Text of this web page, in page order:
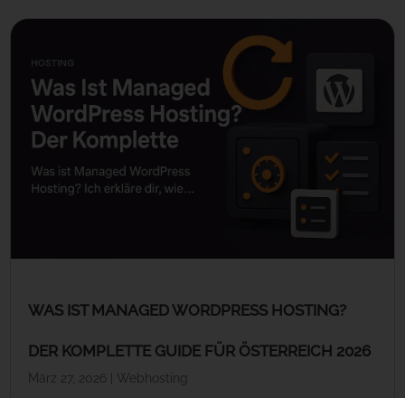
WAS IST MANAGED WORDPRESS HOSTING?
DER KOMPLETTE GUIDE FÜR ÖSTERREICH 2026
März 27, 2026 Webhosting